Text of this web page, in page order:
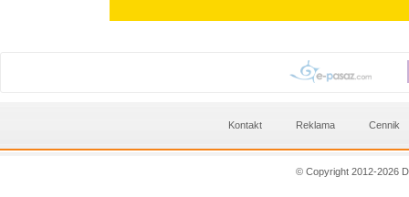
Kontakt Reklama Cennik
© Copyright 2012-2026